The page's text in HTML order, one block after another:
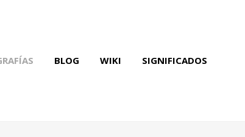
BLOG WIKI SIGNIFICADOS